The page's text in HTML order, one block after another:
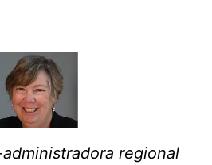
regional